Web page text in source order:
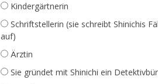
Kindergärtnerin
Schriftstellerin (sie schreibt Shinichis
auf)
Ärztin
Sie gründet mit Shinichi ein